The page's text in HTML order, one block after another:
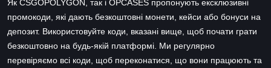
Як CSGOPOLYGON, так і OPCASES пропонують ексклюзивні
промокоди, які дають безкоштовні монети, кейси або бонуси на
депозит. Використовуйте коди, вказані вище, щоб почати грати
безкоштовно на будь-якій платформі. Ми регулярно
перевіряємо всі коди, щоб переконатися, що вони працюють та